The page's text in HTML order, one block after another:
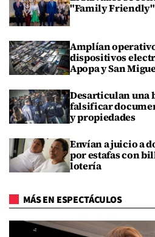
"Family
Amplían
dispositivos
Apopa y San
Desarticulan una
falsificar
y propiedades
Envían a juicio a
por estafas con
lotería
MÁS EN ESPECTÁCULOS